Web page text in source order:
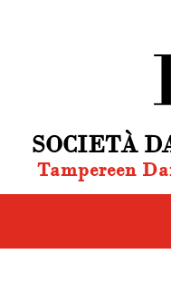
SOCIETÀ
Tampereen